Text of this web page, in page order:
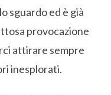
sguardo ed è già
provocazione
attirare sempre
inesplorati.